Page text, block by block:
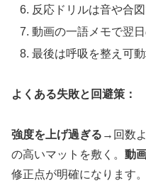
反応ドリルは音や合
動画の一語メモで翌
最後は呼吸を整え可
よくある失敗と回避策：
強度を上げ過ぎる →回数
の高いマットを敷く。 動
修正点が明確になります。